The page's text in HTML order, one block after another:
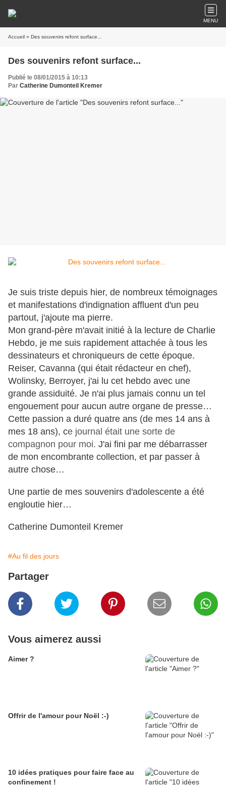
MENU
Accueil » Des souvenirs refont surface...
Des souvenirs refont surface...
Publié le 08/01/2015 à 10:13
Par Catherine Dumonteil Kremer
Je suis triste depuis hier, de nombreux témoignages
et manifestations d'indignation affluent d'un peu
partout, j'ajoute ma pierre.
Mon grand-père m'avait initié à la lecture de Charlie
Hebdo, je me suis rapidement attachée à tous les
dessinateurs et chroniqueurs de cette époque.
Reiser, Cavanna (qui était rédacteur en chef),
Wolinsky, Berroyer, j'ai lu cet hebdo avec une
grande assiduité. Je n'ai plus jamais connu un tel
engouement pour aucun autre organe de presse…
Cette passion a duré quatre ans (de mes 14 ans à
mes 18 ans), ce journal était une sorte de
compagnon pour moi. J'ai fini par me débarrasser
de mon encombrante collection, et par passer à
autre chose…
Une partie de mes souvenirs d'adolescente a été
engloutie hier…
Catherine Dumonteil Kremer
#Au fil des jours
Partager
Vous aimerez aussi
Aimer ?
Offrir de l'amour pour Noël :-)
10 idées pratiques pour faire face au
confinement !